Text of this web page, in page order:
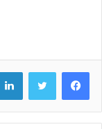
فيسبوك تويتر